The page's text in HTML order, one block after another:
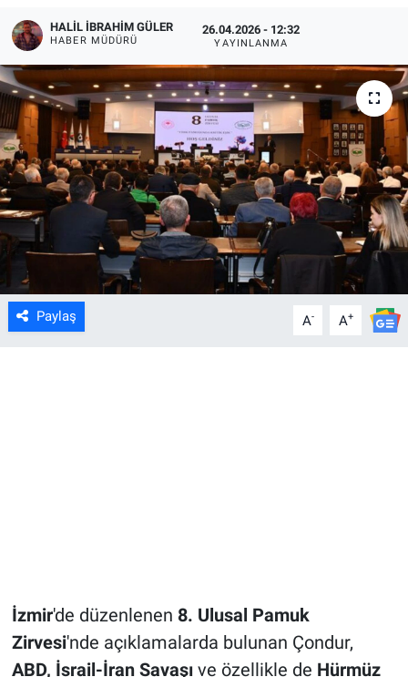
HALIL İBRAHIM GÜLER
HABER MÜDÜRÜ
26.04.2026 - 12:32
YAYINLANMA
Paylaş A- A+
İzmir'de düzenlenen 8. Ulusal Pamuk
Zirvesi'nde açıklamalarda bulunan Çondur,
ABD, İsrail-İran Savaşı ve özellikle de Hürmüz